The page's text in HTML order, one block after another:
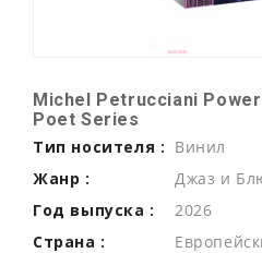
Michel Petrucciani
Poet Series
Тип носителя : Винил
Жанр :
Джаз и
Год выпуска :
2026
Страна :